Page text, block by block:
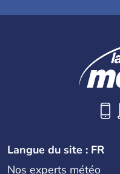
Langue du site : FR
Nos experts météo